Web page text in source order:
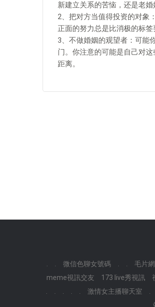
新建立关系的苦恼，还是老婚
2、把对方当值得投资的对象
正面的努力总是比消极的标签
3、不做婚姻的观望者：可能
门。你注意的可能是自己对
距离。
微信色聊女號碼 毛片
meme視訊交友
173 live秀視訊
激情女主播聊天室